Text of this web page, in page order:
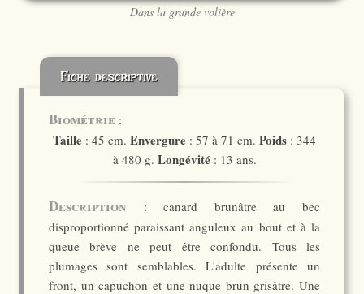
Dans la grande volière
Fiche descriptive
Biométrie :
Taille : 45 cm. Envergure : 57 à 71 cm. Poids : 344
à 480 g. Longévité: 13 ans.
Description : canard brunâtre au bec
disproportionné paraissant anguleux au bout et à la
queue brève ne peut être confondu. Tous les
plumages sont semblables. L'adulte présente un
front, un capuchon et une nuque brun grisâtre. Une